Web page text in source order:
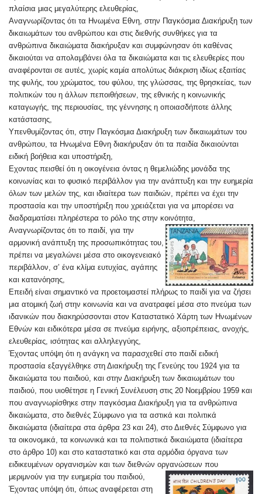
πλαίσια μιας μεγαλύτερης ελευθερίας,
Αναγνωρίζοντας ότι τα Ηνωμένα Εθνη, στην Παγκόσμια Διακήρυξη των
δικαιωμάτων του ανθρώπου και στις διεθνής συνθήκες για τα
ανθρώπινα δικαιώματα διακήρυξαν και συμφώνησαν ότι καθένας
δικαιούται να απολαμβάνει όλα τα δικαιώματα και τις ελευθερίες που
αναφέρονται σε αυτές, χωρίς καμία απολύτως διάκριση ιδίως εξαιτίας
της φυλής, του χρώματος, του φύλου, της γλώσσας, της θρησκείας, των
πολιτικών του η άλλων πεποιθήσεων, της εθνικής η κοινωνικής
καταγωγής, της περιουσίας, της γέννησης η οποιασδήποτε άλλης
κατάστασης,
Υπενθυμίζοντας ότι, στην Παγκόσμια Διακήρυξη των δικαιωμάτων του
ανθρώπου, τα Ηνωμένα Εθνη διακήρυξαν ότι τα παιδία δικαιούνται
ειδική βοήθεια και υποστήριξη,
Εχοντας πεισθεί ότι η οικογένεια όντας η θεμελιώδης μονάδα της
κοινωνίας και το φυσικό περιβάλλον για την ανάπτυξη και την ευημερία
όλων των μελών της, και ιδιαίτερα των παιδιών, πρέπει να έχει την
προστασία και την υποστήριξη που χρειάζεται για να μπορέσει να
διαδραματίσει πληρέστερα το ρόλο της στην κοινότητα,
Αναγνωρίζοντας ότι το παιδί, για την
αρμονική ανάπτυξη της προσωπικότητας του,
πρέπει να μεγαλώνει μέσα στο οικογενειακό
περιβάλλον, σ’ ένα κλίμα ευτυχίας, αγάπης
και κατανόησης,
Επειδή είναι σημαντικό να προετοιμαστεί πλήρως το παιδί για να ζήσει
μια ατομική ζωή στην κοινωνία και να ανατραφεί μέσα στο πνεύμα των
ιδανικών που διακηρύσσονται στον Καταστατικό Χάρτη των Ηνωμένων
Εθνών και ειδικότερα μέσα σε πνεύμα ειρήνης, αξιοπρέπειας, ανοχής,
ελευθερίας, ισότητας και αλληλεγγύης,
Έχοντας υπόψη ότι η ανάγκη να παρασχεθεί στο παιδί ειδική
προστασία εξαγγέλθηκε στη Διακήρυξη της Γενεύης του 1924 για τα
δικαιώματα του παιδιού, και στην Διακήρυξη των δικαιωμάτων του
παιδιού, που υιοθέτησε η Γενική Συνέλευση στις 20 Νοεμβρίου 1959 και
που αναγνωρίσθηκε στην παγκόσμια Διακήρυξη για τα ανθρώπινα
δικαιώματα, στο διεθνές Σύμφωνο για τα αστικά και πολιτικά
δικαιώματα (ιδιαίτερα στα άρθρα 23 και 24), στο Διεθνές Σύμφωνο για
τα οικονομικά, τα κοινωνικά και τα πολιτιστικά δικαιώματα (ιδιαίτερα
στο άρθρο 10) και στο καταστατικό και στα αρμόδια όργανα των
ειδικευμένων οργανισμών και των διεθνών οργανώσεων που
μεριμνούν για την ευημερία του παιδιού,
Έχοντας υπόψη ότι, όπως αναφέρεται στη